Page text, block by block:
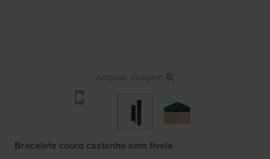
Ampliar imagem
Bracelete couro castanho sem fivela